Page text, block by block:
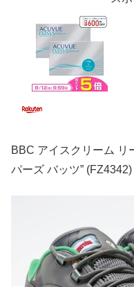
BBC アイスクリーム リ
パーズ バッツ” (FZ4342)